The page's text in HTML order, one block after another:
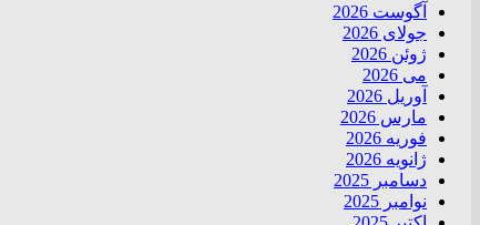
آگوست 2026
جولای 2026
ژوئن 2026
می 2026
آوریل 2026
مارس 2026
فوریه 2026
ژانویه 2026
دسامبر 2025
نوامبر 2025